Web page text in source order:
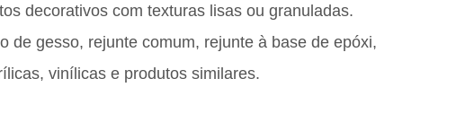
decorativos com texturas lisas ou granuladas.
de gesso, rejunte comum, rejunte à base de epóxi,
vinílicas e produtos similares.